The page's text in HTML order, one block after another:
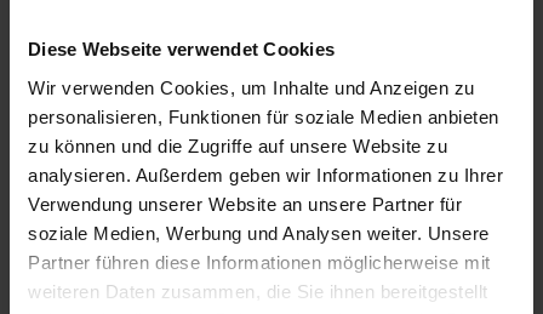
Diese Webseite verwendet Cookies
Wir verwenden Cookies, um Inhalte und Anzeigen zu
personalisieren, Funktionen für soziale Medien anbieten
zu können und die Zugriffe auf unsere Website zu
analysieren. Außerdem geben wir Informationen zu Ihrer
Verwendung unserer Website an unsere Partner für
soziale Medien, Werbung und Analysen weiter. Unsere
Partner führen diese Informationen möglicherweise mit
weiteren Daten zusammen, die Sie ihnen bereitgestellt